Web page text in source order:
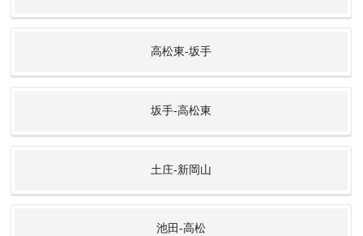
高松東-坂手
坂手-高松東
土庄-新岡山
池田-高松